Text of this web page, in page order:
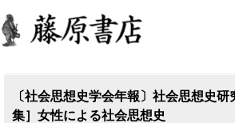
〔社会思想史学会年報〕社会思想
集］女性による社会思想史